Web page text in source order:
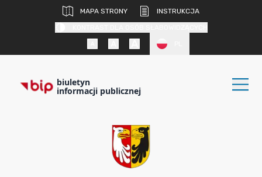
MAPA STRONY
INSTRUKCJA
biuletyn
informacji publicznej